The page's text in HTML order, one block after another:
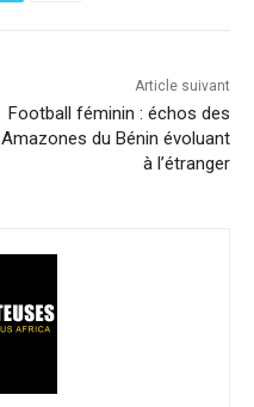
Article suivant
Football féminin : échos des
Amazones du Bénin évoluant
à l’étranger